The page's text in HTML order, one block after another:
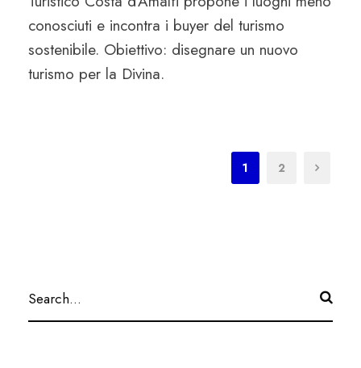
conosciuti e incontra i buyer del turismo
sostenibile. Obiettivo: disegnare un nuovo
turismo per la Divina.
1 2